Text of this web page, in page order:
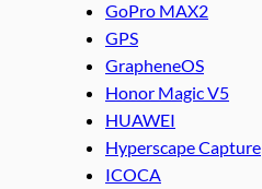
GoPro MAX2
GPS
GrapheneOS
Honor Magic V5
HUAWEI
Hyperscape Capture
ICOCA